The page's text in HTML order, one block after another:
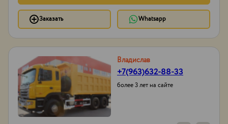
Заказать Whatsapp
Владислав
+7(963)632-88-33
более 3 лет на сайте